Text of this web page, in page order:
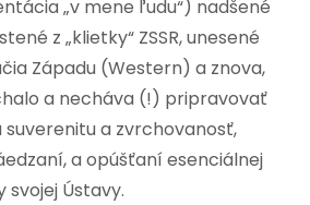
„v mene ľudu“) nadšené
z „klietky“ ZSSR, unesené
Západu (Western) a znova,
a necháva (!) pripravovať
a zvrchovanosť,
a opúšťaní esenciálnej
Ústavy.